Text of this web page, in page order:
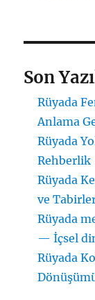
Son
Rüyada
Anlama
Rüyada
Rehberlik
Rüyada
ve
Rüyada
— İçsel
Rüyada